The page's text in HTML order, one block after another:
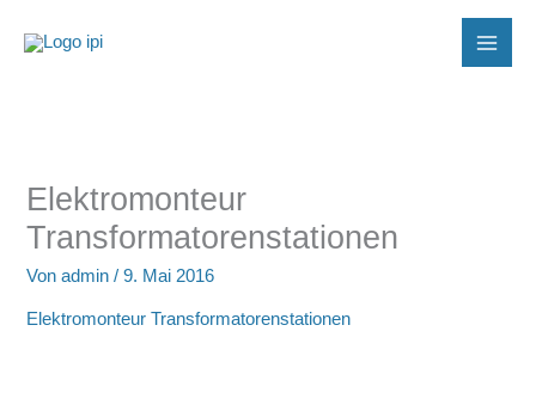
Inhalt
Elektromonteur
Transformatorenstationen
Vonadmin/9. Mai 2016
Elektromonteur Transformatorenstationen